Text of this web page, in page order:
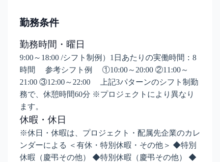
勤務条件
勤務時間・曜日
9:00～18:00 /シフト制例）1日あたりの実働時間：8
時間 参考シフト例 ①10:00～20:00 ②11:00～
21:00 ③12:00～22:00 上記3パターンのシフト制勤
務で、休憩時間60分 ※プロジェクトにより異なり
ます。
休暇・休日
※休日・休暇は、プロジェクト・配属先企業のカレ
ンダーによる ＜有休・特別休暇・その他＞ ◆特別
休暇（慶弔その他） ◆特別休暇（慶弔その他） ◆